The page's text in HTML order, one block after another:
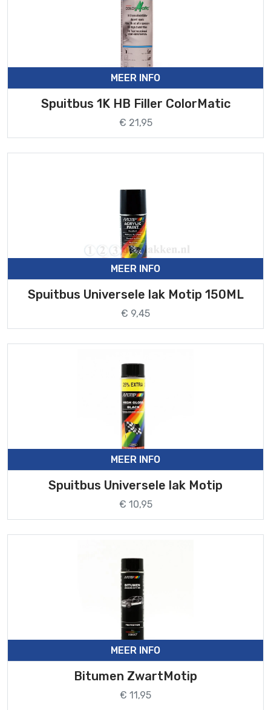
MEER INFO
Spuitbus 1K HB Filler ColorMatic
€ 21,95
MEER INFO
Spuitbus Universele lak Motip 150ML
€ 9,45
MEER INFO
Spuitbus Universele lak Motip
€ 10,95
MEER INFO
Bitumen ZwartMotip
€ 11,95